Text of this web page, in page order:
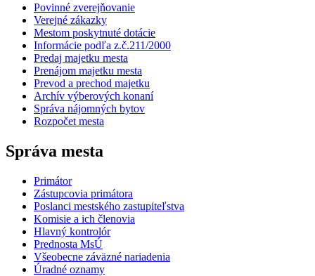
Povinné zverejňovanie
Verejné zákazky
Mestom poskytnuté dotácie
Informácie podľa z.č.211/2000
Predaj majetku mesta
Prenájom majetku mesta
Prevod a prechod majetku
Archív výberových konaní
Správa nájomných bytov
Rozpočet mesta
Správa mesta
Primátor
Zástupcovia primátora
Poslanci mestského zastupiteľstva
Komisie a ich členovia
Hlavný kontrolór
Prednosta MsÚ
Všeobecne záväzné nariadenia
Úradné oznamy